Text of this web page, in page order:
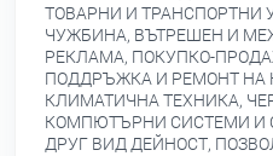
ТОВАРНИ И ТРАНСПОРТНИ
ЧУЖБИНА, ВЪТРЕШЕН И
РЕКЛАМА, ПОКУПКО-
ПОДДРЪЖКА И РЕМОНТ НА
КЛИМАТИЧНА ТЕХНИКА,
КОМПЮТЪРНИ СИСТЕМИ И
ДРУГ ВИД ДЕЙНОСТ,